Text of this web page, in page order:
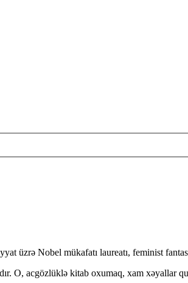
üzrə Nobel mükafatı laureatı, feminist
O, acgözlüklə kitab oxumaq, xam xəyallar